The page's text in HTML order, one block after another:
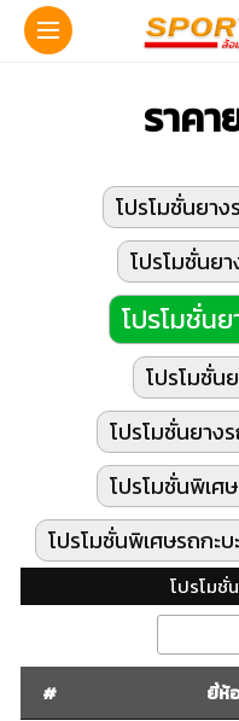
ราค
โปรโมชั่นยาง
โปรโมชั่นย
โปรโมชั่น
โปรโมชั่น
โปรโมชั่นยาง
โปรโมชั่นพิเศ
โปรโมชั่นพิเศษรถกะ
โปรโมชั่
# ยี่ห้